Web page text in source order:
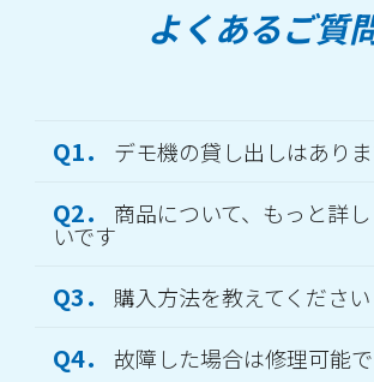
よくあるご質
Q1． デモ機の貸し出しはあり
Q2． 商品について、もっと詳
いです
Q3． 購入方法を教えてください
Q4． 故障した場合は修理可能